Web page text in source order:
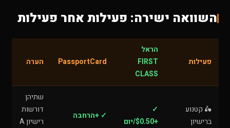
השוואה ישירה: פעילות אחר פעילות
פעילות
הראל
FIRST
CLASS
PassportCard הערה
🛵 קטנוע
ברישיון
✓
+$0.50/יום
✓ +הרחבה
שתיהן
דורשות
רישיון A